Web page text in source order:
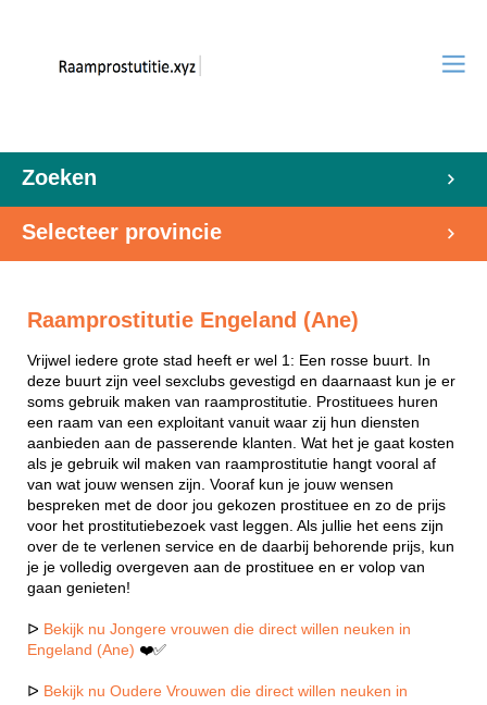
Zoeken
Selecteer provincie
Raamprostitutie Engeland (Ane)
Vrijwel iedere grote stad heeft er wel 1: Een rosse buurt. In
deze buurt zijn veel sexclubs gevestigd en daarnaast kun je er
soms gebruik maken van raamprostitutie. Prostituees huren
een raam van een exploitant vanuit waar zij hun diensten
aanbieden aan de passerende klanten. Wat het je gaat kosten
als je gebruik wil maken van raamprostitutie hangt vooral af
van wat jouw wensen zijn. Vooraf kun je jouw wensen
bespreken met de door jou gekozen prostituee en zo de prijs
voor het prostitutiebezoek vast leggen. Als jullie het eens zijn
over de te verlenen service en de daarbij behorende prijs, kun
je je volledig overgeven aan de prostituee en er volop van
gaan genieten!
ᐅ Bekijk nu Jongere vrouwen die direct willen neuken in
Engeland (Ane) ❤️✅
ᐅ Bekijk nu Oudere Vrouwen die direct willen neuken in